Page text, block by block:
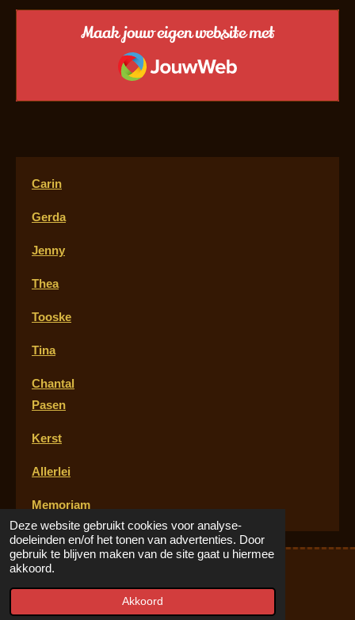
Deze website gebruikt cookies voor analyse-
doeleinden en/of het tonen van advertenties. Door
gebruik te blijven maken van de site gaat u hiermee
akkoord.
Akkoord
Maak jouw eigen website met
JouwWeb
Carin
Gerda
Jenny
Thea
Tooske
Tina
Chantal
Pasen
Kerst
Allerlei
Memoriam
© 2018 - 2026 CAG-Poser-Dreams